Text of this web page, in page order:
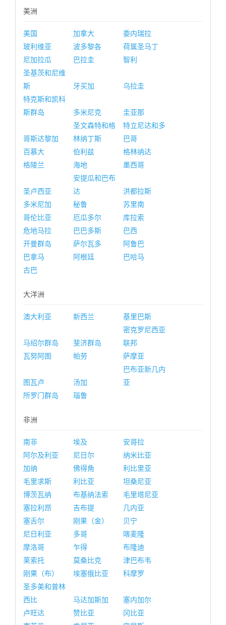
美洲
美国 加拿大
委内瑞拉
玻利维亚
波多黎各
荷属圣马丁
尼加拉瓜
巴拉圭
智利
圣基茨和尼维
斯
牙买加
乌拉圭
特克斯和凯科
斯群岛
多米尼克 圭亚那
哥斯达黎加
圣文森特和格
林纳丁斯
特立尼达和多
巴哥
百慕大
伯利兹
格林纳达
格陵兰
海地 墨西哥
圣卢西亚
安提瓜和巴布
达
洪都拉斯
多米尼加
秘鲁
苏里南
哥伦比亚
厄瓜多尔
库拉索
危地马拉
巴巴多斯
巴西
开曼群岛
萨尔瓦多
阿鲁巴
巴拿马
阿根廷
巴哈马
古巴
大洋洲
澳大利亚 新西兰 基里巴斯
马绍尔群岛 斐济群岛
密克罗尼西亚
联邦
瓦努阿图
帕劳 萨摩亚
图瓦卢 汤加
巴布亚新几内
亚
所罗门群岛
瑙鲁
非洲
南非 埃及
安哥拉
阿尔及利亚
尼日尔
纳米比亚
加纳
佛得角
利比里亚
毛里求斯
利比亚
坦桑尼亚
博茨瓦纳
布基纳法索
毛里塔尼亚
塞拉利昂
吉布提
几内亚
塞舌尔
刚果（金）
贝宁
尼日利亚
多哥
喀麦隆
摩洛哥
乍得
布隆迪
莱索托
莫桑比克
津巴布韦
刚果（布）
埃塞俄比亚
科摩罗
圣多美和普林
西比
马达加斯加
塞内加尔
卢旺达
赞比亚
冈比亚